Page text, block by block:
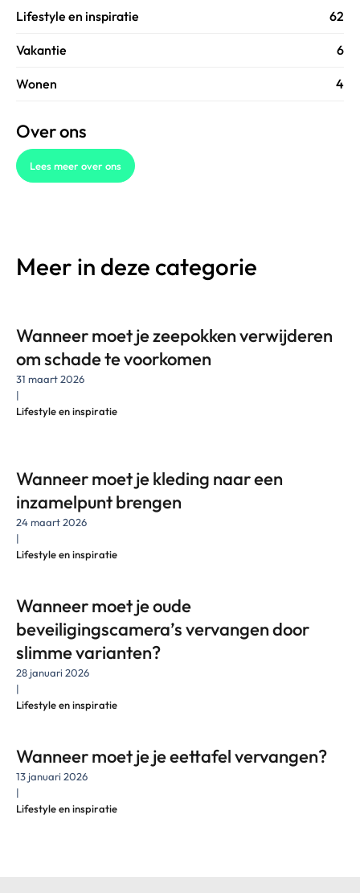
Lifestyle en inspiratie 62
Vakantie 6
Wonen 4
Over ons
Lees meer over ons
Meer in deze categorie
Wanneer moet je zeepokken verwijderen
om schade te voorkomen
31 maart 2026
|
Lifestyle en inspiratie
Wanneer moet je kleding naar een
inzamelpunt brengen
24 maart 2026
|
Lifestyle en inspiratie
Wanneer moet je oude
beveiligingscamera’s vervangen door
slimme varianten?
28 januari 2026
|
Lifestyle en inspiratie
Wanneer moet je je eettafel vervangen?
13 januari 2026
|
Lifestyle en inspiratie